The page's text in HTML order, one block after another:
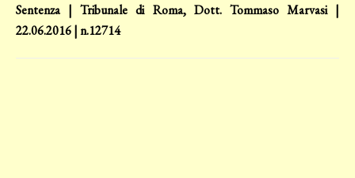
Sentenza | Tribunale di Roma, Dott. Tommaso Marvasi |
22.06.2016 | n.12714